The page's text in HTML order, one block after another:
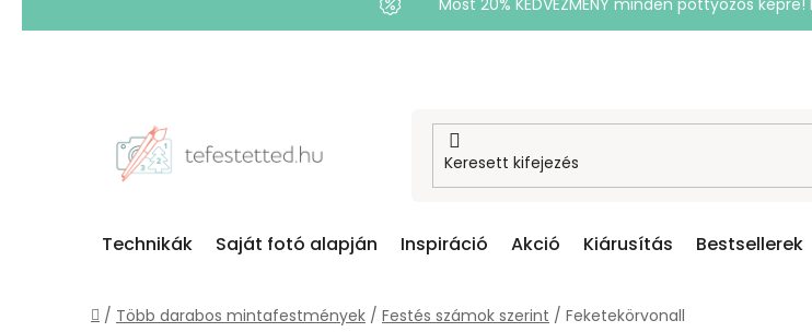
Most 20% KEDVEZMÉNY minden pöttyözős
Technikák Saját fotó alapján Inspiráció Akció Kiárusítás Bestsellerek
Kezdőlap
/ Több darabos mintafestmények / Festés számok szerint / Feketekörvonall